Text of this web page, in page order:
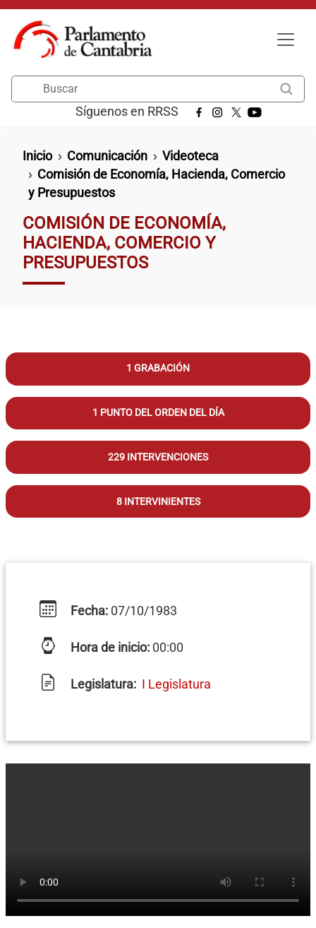
Pasar al contenido principal
Síguenos en RRSS
Ruta de navegación
Inicio Comunicación
Videoteca
Comisión de Economía, Hacienda, Comercio
y Presupuestos
COMISIÓN DE ECONOMÍA,
HACIENDA, COMERCIO Y
PRESUPUESTOS
1 GRABACIÓN
1 PUNTO DEL ORDEN DEL DÍA
229 INTERVENCIONES
8 INTERVINIENTES
Fecha: 07/10/1983
Hora de inicio: 00:00
Legislatura: I Legislatura